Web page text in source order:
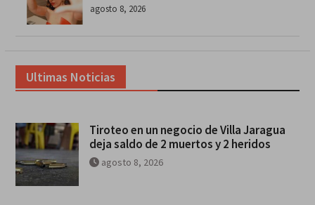
agosto 8, 2026
Ultimas Noticias
Tiroteo en un negocio de Villa Jaragua
deja saldo de 2 muertos y 2 heridos
agosto 8, 2026